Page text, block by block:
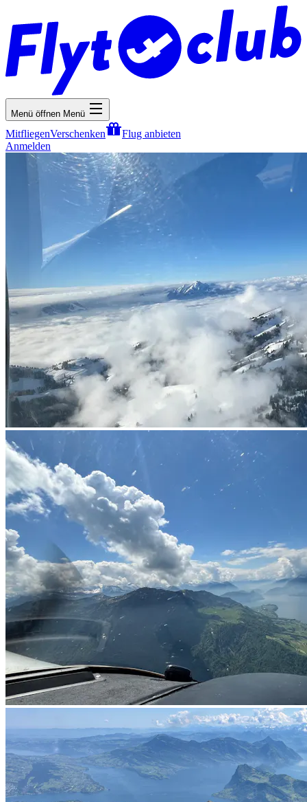
Menü öffnen Menü
MitfliegenVerschenken
Flug anbieten
Anmelden